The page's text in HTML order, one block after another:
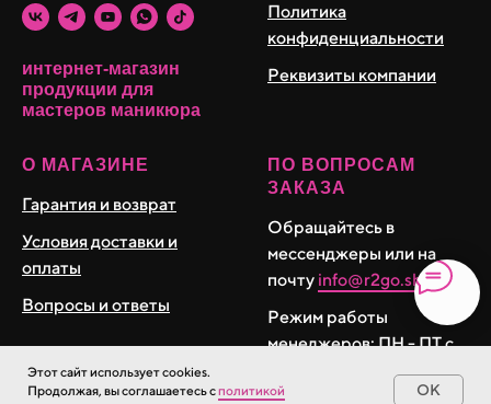
Этот сайт использует cookies.
Продолжая, вы соглашаетесь сполитикой
OK
интернет-магазин
продукции для
мастеров маникюра
Политика
конфиденциальности
Реквизиты компании
О МАГАЗИНЕ
Гарантия и возврат
Условия доставки и
оплаты
Вопросы и ответы
ПО ВОПРОСАМ
ЗАКАЗА
Обращайтесь в
мессенджеры или на
почту info@r2go.shop
Режим работы
менеджеров: ПН - ПТ с
10:00 до 17:00 (Мск)
СБ и ВС: Выходные.